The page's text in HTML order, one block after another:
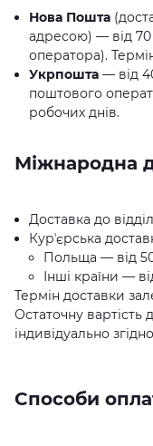
Нова Пошта
адресою) — від
оператора).
Укрпошта — від
поштового
робочих днів.
Міжнародна
Доставка до
Курʼєрська
Польща — від
Інші країни —
Термін доставки
Остаточну вартість
індивідуально
Способи